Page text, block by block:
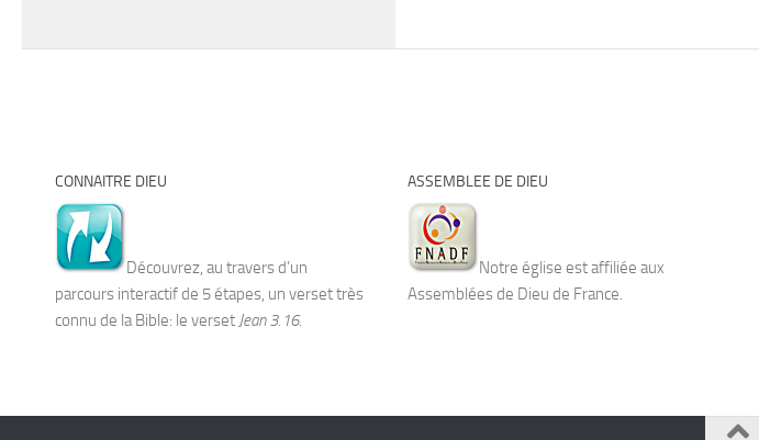
CONNAITRE DIEU
Découvrez, au travers d’un
parcours interactif de 5 étapes, un verset très
connu de la Bible: le verset Jean 3.16.
ASSEMBLEE DE DIEU
Notre église est affiliée aux
Assemblées de Dieu de France.